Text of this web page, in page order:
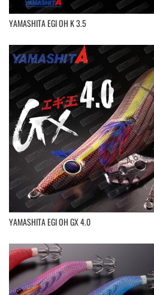
YAMASHITA EGI OH K 3.5
YAMASHITA EGI OH GX 4.0